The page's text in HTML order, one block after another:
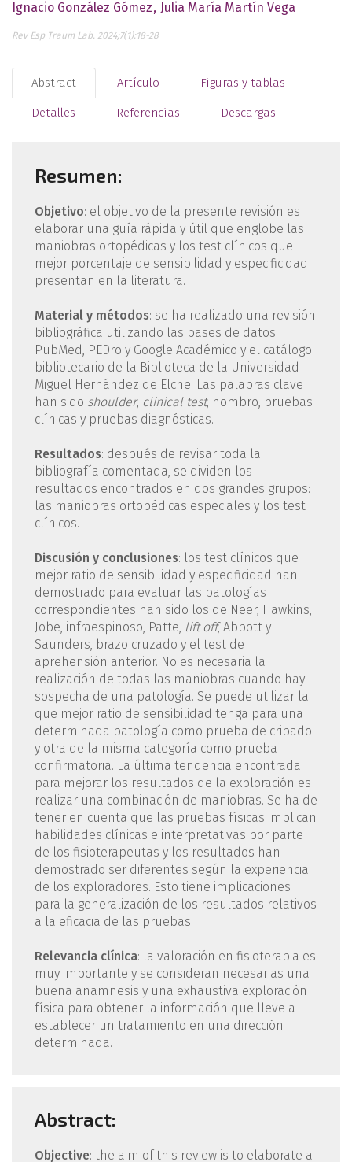
Ignacio González Gómez Julia María Martín Vega
Rev Esp Traum Lab. 2024;7(1):18-28
Abstract Artículo Figuras y tablas
Detalles Referencias Descargas
Resumen:
Objetivo: el objetivo de la presente revisión es
elaborar una guía rápida y útil que englobe las
maniobras ortopédicas y los test clínicos que
mejor porcentaje de sensibilidad y especificidad
presentan en la literatura.
Material y métodos: se ha realizado una revisión
bibliográfica utilizando las bases de datos
PubMed, PEDro y Google Académico y el catálogo
bibliotecario de la Biblioteca de la Universidad
Miguel Hernández de Elche. Las palabras clave
han sido shoulder, clinical test, hombro, pruebas
clínicas y pruebas diagnósticas.
Resultados: después de revisar toda la
bibliografía comentada, se dividen los
resultados encontrados en dos grandes grupos:
las maniobras ortopédicas especiales y los test
clínicos.
Discusión y conclusiones: los test clínicos que
mejor ratio de sensibilidad y especificidad han
demostrado para evaluar las patologías
correspondientes han sido los de Neer, Hawkins,
Jobe, infraespinoso, Patte, lift off, Abbott y
Saunders, brazo cruzado y el test de
aprehensión anterior. No es necesaria la
realización de todas las maniobras cuando hay
sospecha de una patología. Se puede utilizar la
que mejor ratio de sensibilidad tenga para una
determinada patología como prueba de cribado
y otra de la misma categoría como prueba
confirmatoria. La última tendencia encontrada
para mejorar los resultados de la exploración es
realizar una combinación de maniobras. Se ha de
tener en cuenta que las pruebas físicas implican
habilidades clínicas e interpretativas por parte
de los fisioterapeutas y los resultados han
demostrado ser diferentes según la experiencia
de los exploradores. Esto tiene implicaciones
para la generalización de los resultados relativos
a la eficacia de las pruebas.
Relevancia clínica: la valoración en fisioterapia es
muy importante y se consideran necesarias una
buena anamnesis y una exhaustiva exploración
física para obtener la información que lleve a
establecer un tratamiento en una dirección
determinada.
Abstract:
Objective: the aim of this review is to elaborate a